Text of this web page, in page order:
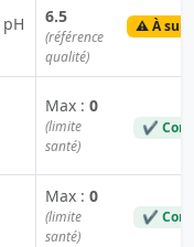
pH
6.5
(référence
qualité)
⚠️ À
Max : 0
(limite
santé)
✔
Max : 0
(limite
santé)
✔